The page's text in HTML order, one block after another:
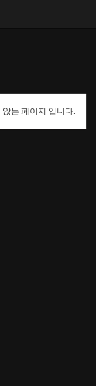
는 페이지 입니다.